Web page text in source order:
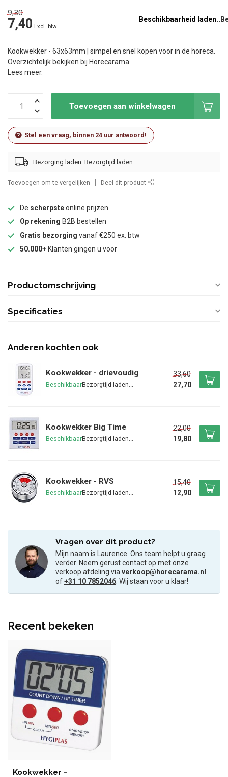
9,30
7,40 Excl. btw
Beschikbaarheid laden..
Kookwekker - 63x63mm | simpel en snel kopen voor in de horeca.
Overzichtelijk bekijken bij Horecarama.
Lees meer.
Toevoegen aan winkelwagen
Stel een vraag, binnen 24 uur antwoord!
Bezorging laden..
Toevoegen om te vergelijken Deel dit product
De scherpsteonline prijzen
Op rekening B2B bestellen
Gratis bezorging vanaf €250 ex. btw
50.000+ Klanten gingen u voor
Productomschrijving
Specificaties
Anderen kochten ook
Kookwekker - drievoudig
Beschikbaar
33,60
27,70
Kookwekker Big Time
Beschikbaar
22,00
19,80
Kookwekker - RVS
Beschikbaar
15,40
12,90
Vragen over dit product?
Mijn naam is Laurence. Ons team helpt u graag
verder. Neem gerust contact op met onze
verkoop afdeling viaverkoop@horecarama.nl
of+31 10 7852046. Wij staan voor u klaar!
Recent bekeken
Kookwekker -